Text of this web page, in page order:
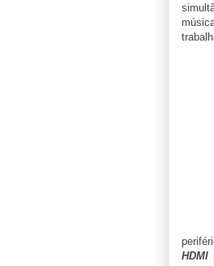
HDMI